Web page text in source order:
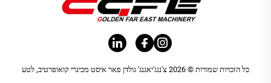
כל הזכויות שמורות © 2026 צ'נגג'יאגנג' גולדן פאר איסט מכינרי קואופרטיב, לטע